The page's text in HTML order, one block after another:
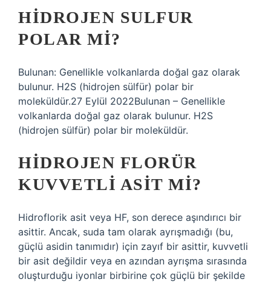
HIDROJEN SULFUR
POLAR MI?
Bulunan: Genellikle volkanlarda doğal gaz olarak
bulunur. H2S (hidrojen sülfür) polar bir
moleküldür.27 Eylül 2022Bulunan – Genellikle
volkanlarda doğal gaz olarak bulunur. H2S
(hidrojen sülfür) polar bir moleküldür.
HIDROJEN FLORÜR
KUVVETLI ASIT MI?
Hidroflorik asit veya HF, son derece aşındırıcı bir
asittir. Ancak, suda tam olarak ayrışmadığı (bu,
güçlü asidin tanımıdır) için zayıf bir asittir, kuvvetli
bir asit değildir veya en azından ayrışma sırasında
oluşturduğu iyonlar birbirine çok güçlü bir şekilde